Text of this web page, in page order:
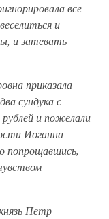
все
и
и затевать
приказала
сундука с
и пожелали
Иоганна
попрощавшись,
Петр